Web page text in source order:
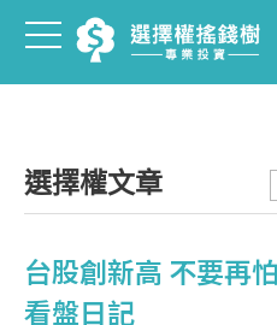
選擇權文章
台股創新高 不要再
看盤日記